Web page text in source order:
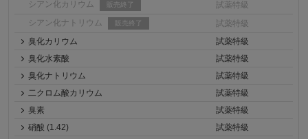
シアン化カリウム
販売終了
試薬特級
シアン化ナトリウム
販売終了
試薬特級
臭化カリウム
試薬特級
臭化水素酸
試薬特級
臭化ナトリウム
試薬特級
二クロム酸カリウム
試薬特級
臭素
試薬特級
硝酸 (1.42)
試薬特級